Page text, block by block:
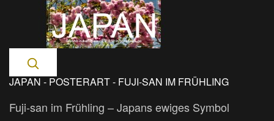
JAPAN - POSTERART - FUJI-SAN IM FRÜHLING
Fuji-san im Frühling – Japans ewiges Symbol